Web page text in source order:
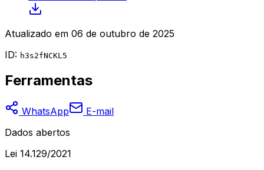
Atualizado em 06 de outubro de 2025
ID: h3s2fNCKL5
Ferramentas
WhatsApp
E-mail
Dados abertos
Lei 14.129/2021